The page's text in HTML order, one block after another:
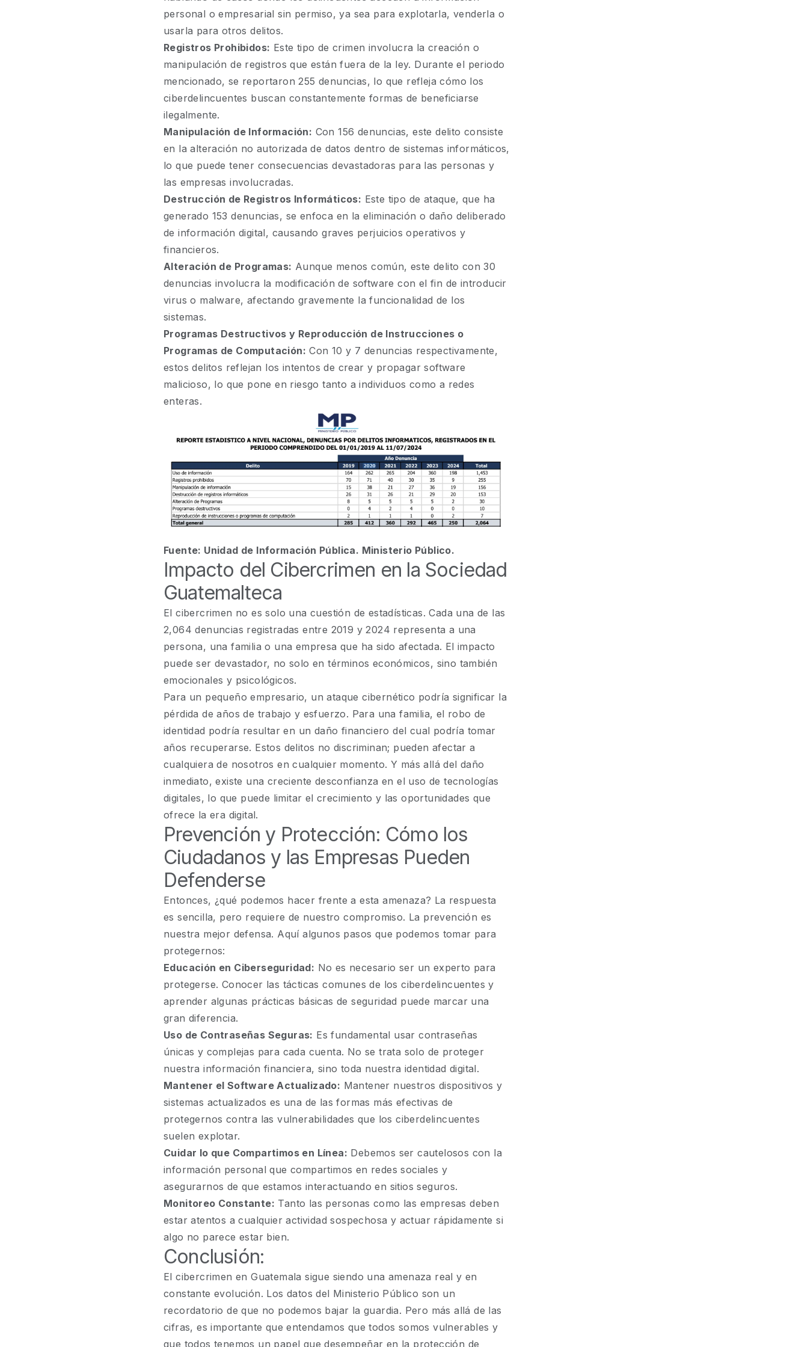
personal o empresarial sin permiso, ya sea para explotarla, venderla o
usarla para otros delitos.
Registros Prohibidos: Este tipo de crimen involucra la creación o
manipulación de registros que están fuera de la ley. Durante el periodo
mencionado, se reportaron 255 denuncias, lo que refleja cómo los
ciberdelincuentes buscan constantemente formas de beneficiarse
ilegalmente.
Manipulación de Información: Con 156 denuncias, este delito consiste
en la alteración no autorizada de datos dentro de sistemas informáticos,
lo que puede tener consecuencias devastadoras para las personas y
las empresas involucradas.
Destrucción de Registros Informáticos: Este tipo de ataque, que ha
generado 153 denuncias, se enfoca en la eliminación o daño deliberado
de información digital, causando graves perjuicios operativos y
financieros.
Alteración de Programas: Aunque menos común, este delito con 30
denuncias involucra la modificación de software con el fin de introducir
virus o malware, afectando gravemente la funcionalidad de los
sistemas.
Programas Destructivos y Reproducción de Instrucciones o
Programas de Computación: Con 10 y 7 denuncias respectivamente,
estos delitos reflejan los intentos de crear y propagar software
malicioso, lo que pone en riesgo tanto a individuos como a redes
enteras.
Fuente: Unidad de Información Pública. Ministerio Público.
Impacto del Cibercrimen en la Sociedad
Guatemalteca
El cibercrimen no es solo una cuestión de estadísticas. Cada una de las
2,064 denuncias registradas entre 2019 y 2024 representa a una
persona, una familia o una empresa que ha sido afectada. El impacto
puede ser devastador, no solo en términos económicos, sino también
emocionales y psicológicos.
Para un pequeño empresario, un ataque cibernético podría significar la
pérdida de años de trabajo y esfuerzo. Para una familia, el robo de
identidad podría resultar en un daño financiero del cual podría tomar
años recuperarse. Estos delitos no discriminan; pueden afectar a
cualquiera de nosotros en cualquier momento. Y más allá del daño
inmediato, existe una creciente desconfianza en el uso de tecnologías
digitales, lo que puede limitar el crecimiento y las oportunidades que
ofrece la era digital.
Prevención y Protección: Cómo los
Ciudadanos y las Empresas Pueden
Defenderse
Entonces, ¿qué podemos hacer frente a esta amenaza? La respuesta
es sencilla, pero requiere de nuestro compromiso. La prevención es
nuestra mejor defensa. Aquí algunos pasos que podemos tomar para
protegernos:
Educación en Ciberseguridad: No es necesario ser un experto para
protegerse. Conocer las tácticas comunes de los ciberdelincuentes y
aprender algunas prácticas básicas de seguridad puede marcar una
gran diferencia.
Uso de Contraseñas Seguras: Es fundamental usar contraseñas
únicas y complejas para cada cuenta. No se trata solo de proteger
nuestra información financiera, sino toda nuestra identidad digital.
Mantener el Software Actualizado: Mantener nuestros dispositivos y
sistemas actualizados es una de las formas más efectivas de
protegernos contra las vulnerabilidades que los ciberdelincuentes
suelen explotar.
Cuidar lo que Compartimos en Línea: Debemos ser cautelosos con la
información personal que compartimos en redes sociales y
asegurarnos de que estamos interactuando en sitios seguros.
Monitoreo Constante: Tanto las personas como las empresas deben
estar atentos a cualquier actividad sospechosa y actuar rápidamente si
algo no parece estar bien.
Conclusión:
El cibercrimen en Guatemala sigue siendo una amenaza real y en
constante evolución. Los datos del Ministerio Público son un
recordatorio de que no podemos bajar la guardia. Pero más allá de las
cifras, es importante que entendamos que todos somos vulnerables y
que todos tenemos un papel que desempeñar en la protección de